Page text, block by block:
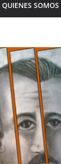
QUIENES SOMOS